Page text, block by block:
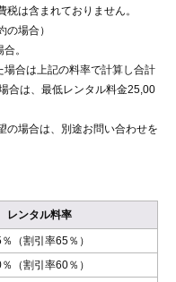
は含まれておりません。
場合）
。
合は上記の料率で計算し合計
合は、最低レンタル料金25,00
場合は、別途お問い合わせを
レンタル料率
（割引率65％）
（割引率60％）